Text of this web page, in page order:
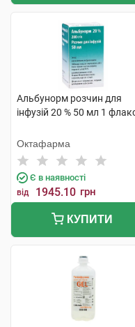
Альбунорм розчин для
інфузій 20 % 50 мл 1
Октафарма
Є в наявності
від 1945.10 грн
КУПИТИ